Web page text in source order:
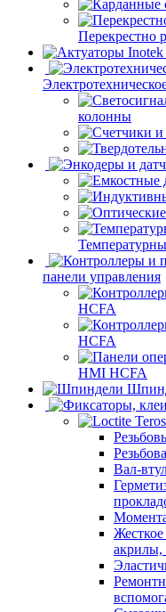
Перекрестно
колонны
панели управления
HCFA
HCFA
HMI HCFA
Вал-
акрилы,